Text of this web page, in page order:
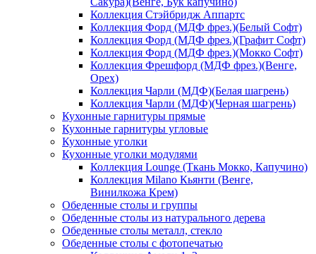
Коллекция Стэйбридж Аппартс
Коллекция Форд (МДФ фрез.)(Белый Софт)
Коллекция Форд (МДФ фрез.)(Графит Софт)
Коллекция Форд (МДФ фрез.)(Мокко Софт)
Коллекция Фрешфорд (МДФ фрез.)(Венге,
Орех)
Коллекция Чарли (МДФ)(Белая шагрень)
Коллекция Чарли (МДФ)(Черная шагрень)
Кухонные гарнитуры прямые
Кухонные гарнитуры угловые
Кухонные уголки
Кухонные уголки модулями
Коллекция Lounge (Ткань Мокко, Капучино)
Коллекция Milano Кьянти (Венге,
Винилкожа Крем)
Обеденные столы и группы
Обеденные столы из натурального дерева
Обеденные столы металл, стекло
Обеденные столы с фотопечатью